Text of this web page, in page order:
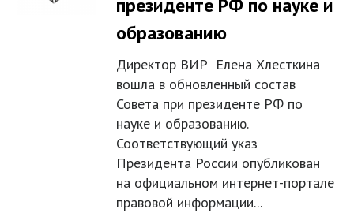
президенте РФ по науке и
образованию
Директор ВИР Елена Хлесткина
вошла в обновленный состав
Совета при президенте РФ по
науке и образованию.
Соответствующий указ
Президента России опубликован
на официальном интернет-портале
правовой информации...